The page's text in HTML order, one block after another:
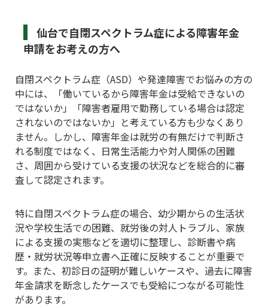
仙台で自閉スペクトラム症による障害年金
申請をお考えの方へ
自閉スペクトラム症（ASD）や発達障害でお悩みの方の
中には、「働いているから障害年金は受給できないの
ではないか」「障害者雇用で勤務している場合は認定
されないのではないか」と考えている方も少なくあり
ません。しかし、障害年金は就労の有無だけで判断さ
れる制度ではなく、日常生活能力や対人関係の困難
さ、周囲から受けている支援の状況などを総合的に審
査して認定されます。
特に自閉スペクトラム症の場合、幼少期からの生活状
況や学校生活での困難、就労後の対人トラブル、家族
による支援の実態などを適切に整理し、診断書や病
歴・就労状況等申立書へ正確に反映することが重要で
す。また、初診日の証明が難しいケースや、過去に障害
年金請求を断念したケースでも受給につながる可能性
があります。